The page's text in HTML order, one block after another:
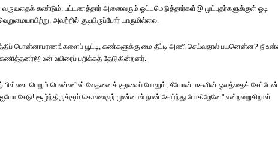
வருவதைக் கண்டும், பட்டணத்தார் அனைவரும் ஓட்டமெடுத்தார்கள்@ முட்புதர்களுக்குள் ஓடி
அவற்றில் குடியிருப்போர் யாருமில்லை.
பொன்னாபரணங்களைப் பூட்டி, கண்களுக்கு மை தீட்டி அணி செய்வதால் பயனென்ன? நீ
உன் உயிரைப் பறிக்கத் தேடுகின்றனர்.
பிள்ளை பெறும் பெண்ணின் வேதனைக் குரலைப் போலும், சீயோன் மகளின் ஓலத்தைக்
கேடு! சூழ்ந்திருக்கும் கொலைஞர் முன்னால் நான் சோர்ந்து போகிறேனே" என்றலறுகிறாள்.